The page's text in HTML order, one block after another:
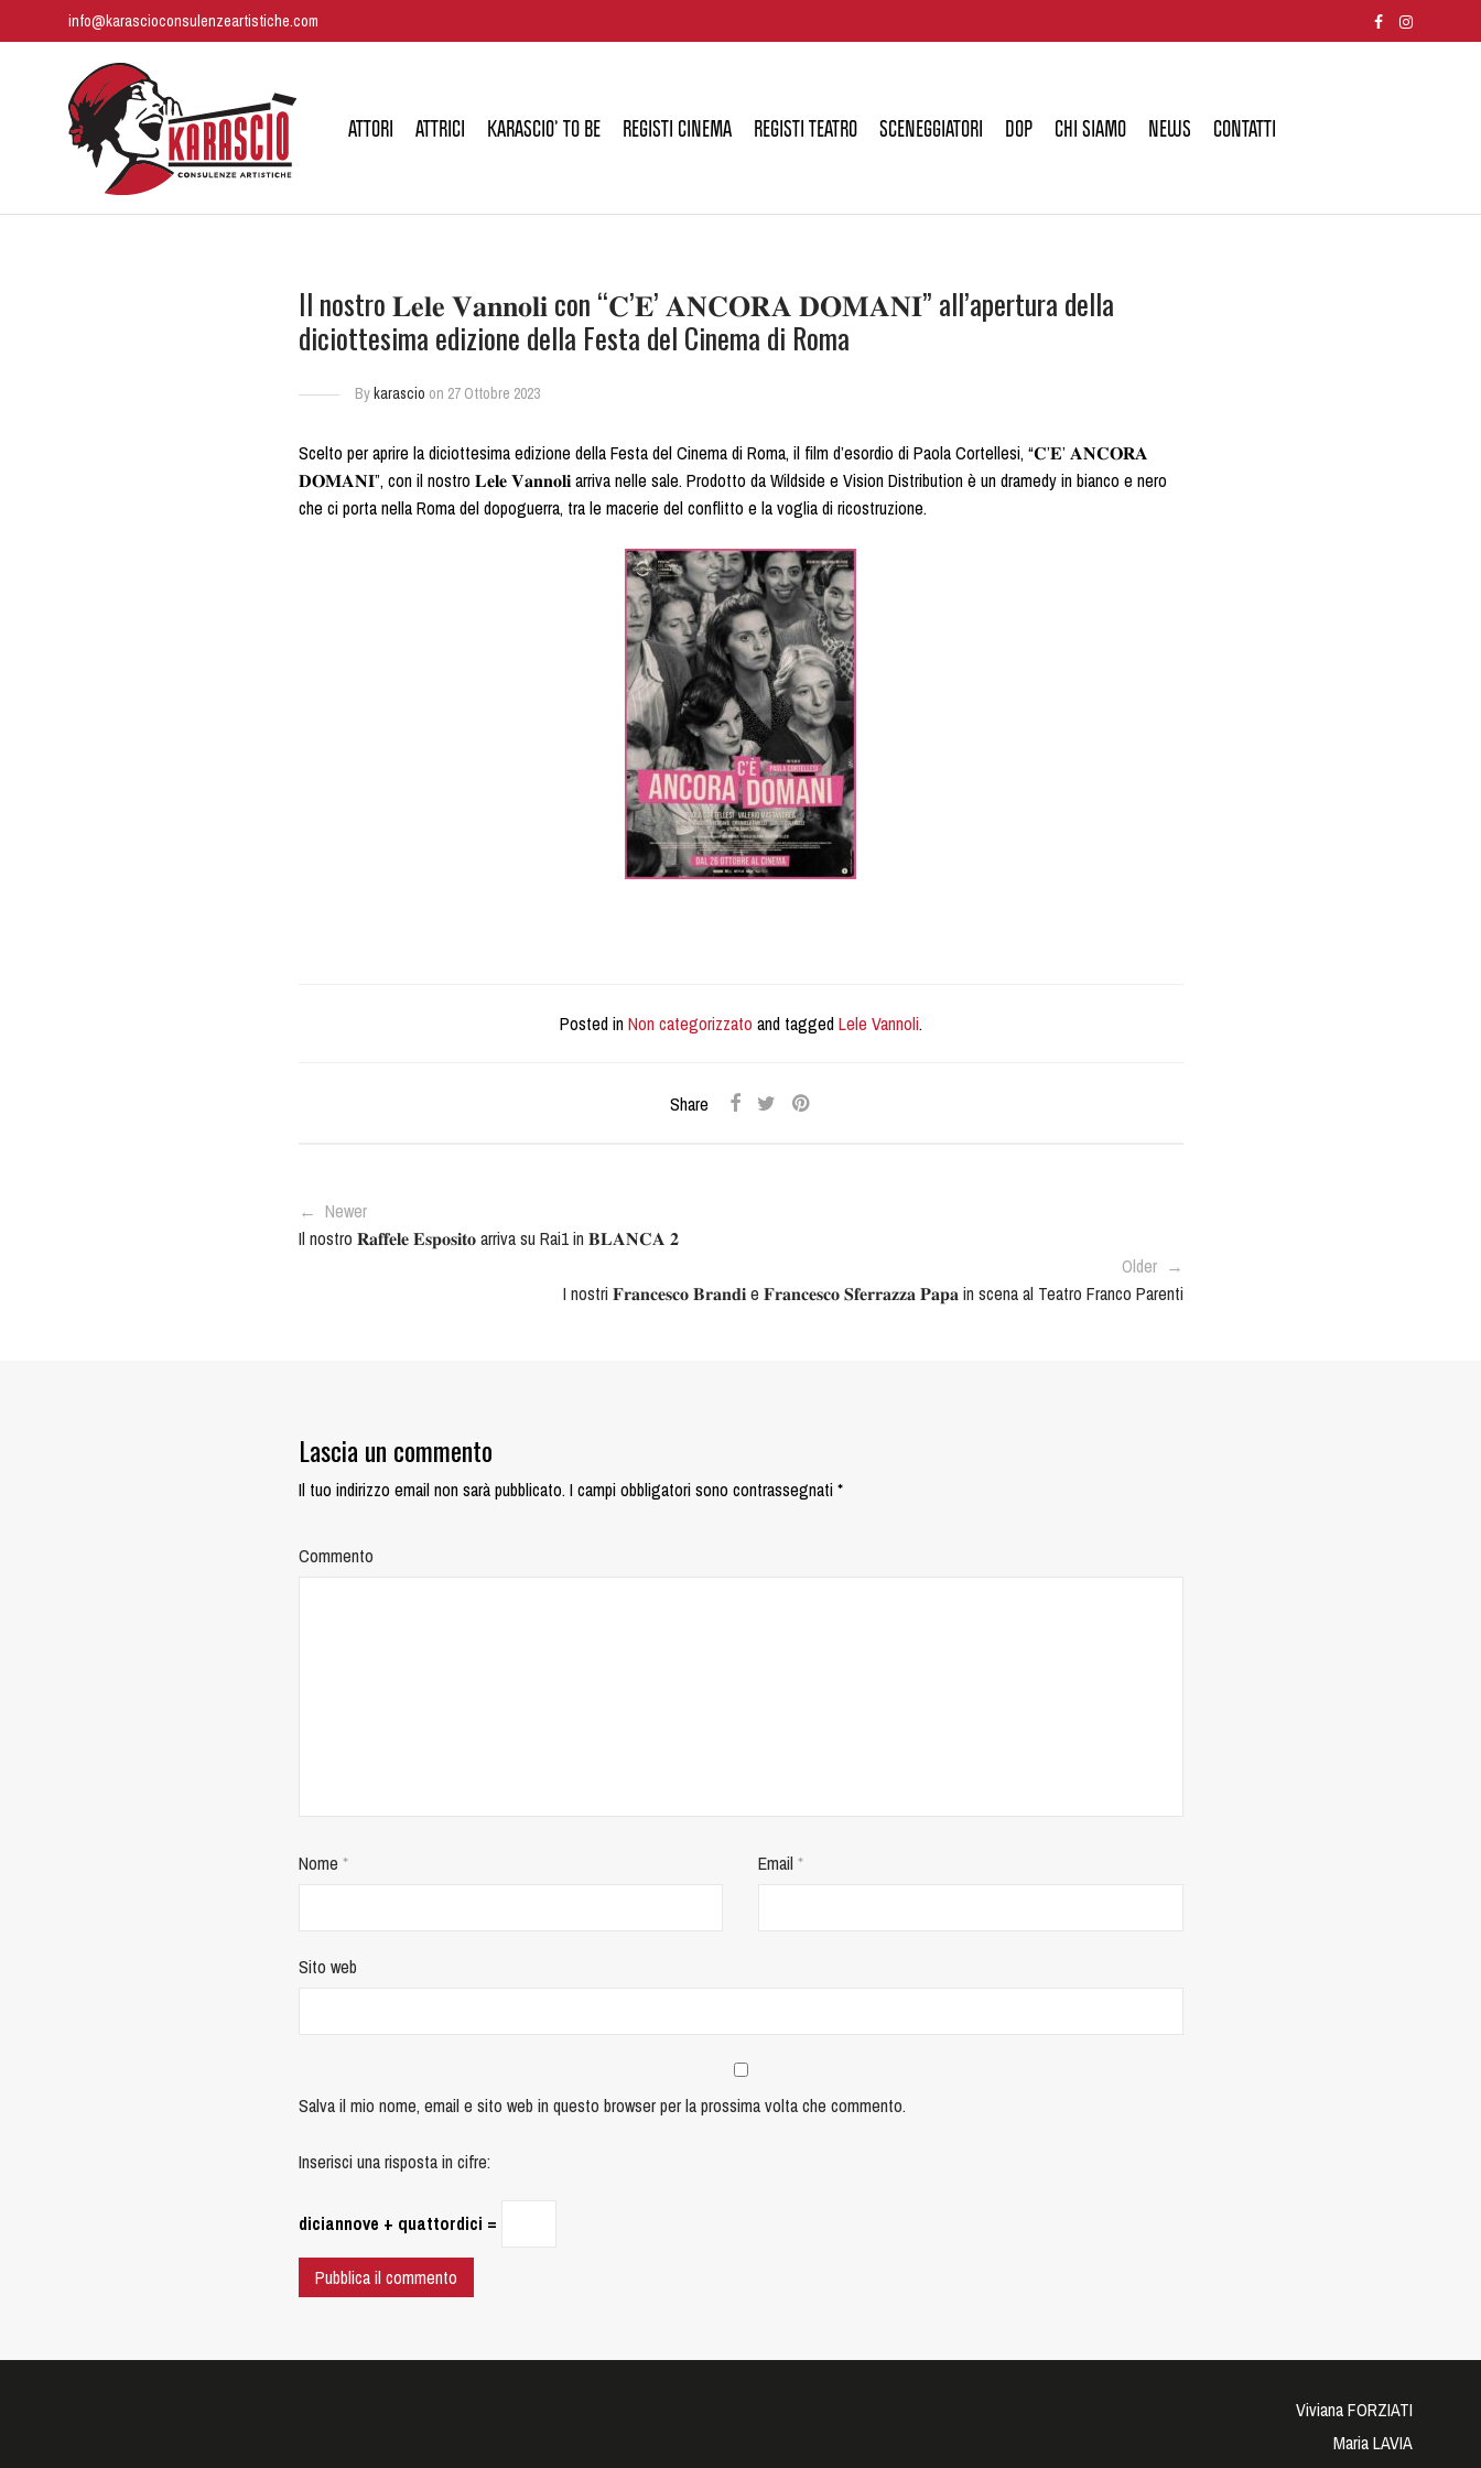
info@karascioconsulenzeartistiche.com
ATTORI ATTRICI KARASCIO’ TO BE REGISTI CINEMA REGISTI TEATRO SCENEGGIATORI DOP CHI SIAMO NEWS CONTATTI
Il nostro 𝐋𝐞𝐥𝐞 𝐕𝐚𝐧𝐧𝐨𝐥𝐢 con “𝐂’𝐄’ 𝐀𝐍𝐂𝐎𝐑𝐀 𝐃𝐎𝐌𝐀𝐍𝐈” all’apertura della
diciottesima edizione della Festa del Cinema di Roma
Bykarascio on 27 Ottobre 2023
Scelto per aprire la diciottesima edizione della Festa del Cinema di Roma, il film d’esordio di Paola Cortellesi, “𝐂’𝐄’ 𝐀𝐍𝐂𝐎𝐑𝐀
𝐃𝐎𝐌𝐀𝐍𝐈”, con il nostro 𝐋𝐞𝐥𝐞 𝐕𝐚𝐧𝐧𝐨𝐥𝐢 arriva nelle sale. Prodotto da Wildside e Vision Distribution è un dramedy in bianco e nero
che ci porta nella Roma del dopoguerra, tra le macerie del conflitto e la voglia di ricostruzione.
Posted inNon categorizzato and taggedLele Vannoli.
Share
← Newer
Il nostro 𝐑𝐚𝐟𝐟𝐞𝐥𝐞 𝐄𝐬𝐩𝐨𝐬𝐢𝐭𝐨 arriva su Rai1 in 𝐁𝐋𝐀𝐍𝐂𝐀 𝟐
Older →
I nostri 𝐅𝐫𝐚𝐧𝐜𝐞𝐬𝐜𝐨 𝐁𝐫𝐚𝐧𝐝𝐢 e 𝐅𝐫𝐚𝐧𝐜𝐞𝐬𝐜𝐨 𝐒𝐟𝐞𝐫𝐫𝐚𝐳𝐳𝐚 𝐏𝐚𝐩𝐚 in scena al Teatro Franco Parenti
Lascia un commento
Il tuo indirizzo email non sarà pubblicato.I campi obbligatori sono contrassegnati*
Commento
Nome * Email *
Sito web
Salva il mio nome, email e sito web in questo browser per la prossima volta che commento.
Inserisci una risposta in cifre:
diciannove + quattordici =
Viviana FORZIATI
Maria LAVIA